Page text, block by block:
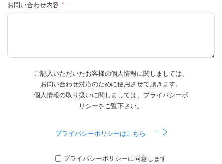
お問い合わせ内容
ご記入いただいたお客様の個人情報に関しましては、
お問い合わせ対応のために使用させて頂きます。
個人情報の取り扱いに関しましては、プライバシーポ
リシーをご覧下さい。
プライバシーポリシーはこちら
プライバシーポリシーに同意します